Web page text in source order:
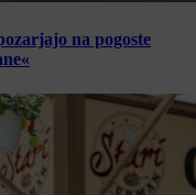
na pogoste